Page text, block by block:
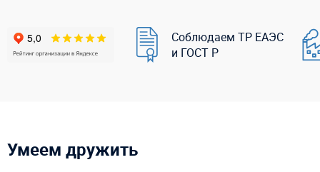
Соблюдаем ТР ЕАЭС
и ГОСТ Р
Умеем дружить